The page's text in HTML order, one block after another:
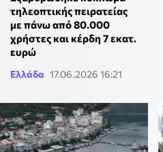
τηλεοπτικής πειρατείας
με πάνω από 80.000
χρήστες και κέρδη 7 εκατ.
ευρώ
Ελλάδα 17.06.2026 16:21